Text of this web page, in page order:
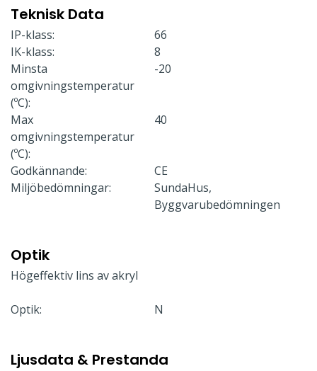
Teknisk Data
IP-klass:
66
IK-klass:
8
Minsta
omgivningstemperatur
(ºC):
-20
Max
omgivningstemperatur
(ºC):
40
Godkännande:
CE
Miljöbedömningar:
SundaHus,
Byggvarubedömningen
Optik
Högeffektiv lins av akryl
Optik: N
Ljusdata & Prestanda